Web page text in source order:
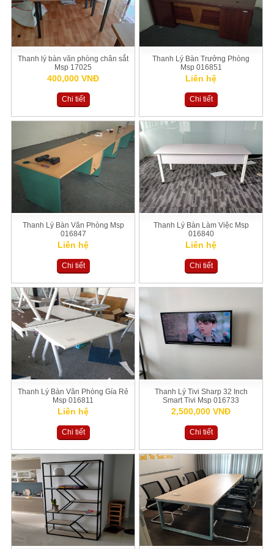
Thanh lý bàn văn phòng chân sắt
Msp 17025
400,000 VNĐ
Chi tiết
Thanh Lý Bàn Trưởng Phòng
Msp 016851
Liên hệ
Chi tiết
Thanh Lý Bàn Văn Phòng Msp
016847
Liên hệ
Chi tiết
Thanh Lý Bàn Làm Việc Msp
016840
Liên hệ
Chi tiết
Thanh Lý Bàn Văn Phòng Gía Rẻ
Msp 016811
Liên hệ
Chi tiết
Thanh Lý Tivi Sharp 32 Inch
Smart Tivi Msp 016733
2,500,000 VNĐ
Chi tiết